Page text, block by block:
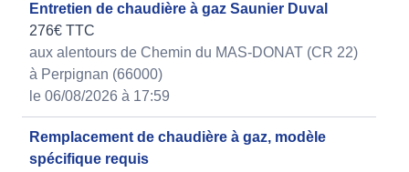
Entretien de chaudière à gaz Saunier Duval
276€ TTC
aux alentours de Chemin du MAS-DONAT (CR 22)
à Perpignan (66000)
le 06/08/2026 à 17:59
Remplacement de chaudière à gaz, modèle
spécifique requis